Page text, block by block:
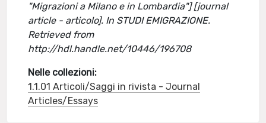
"Migrazioni a Milano e in Lombardia"] [journal
article - articolo]. In STUDI EMIGRAZIONE.
Retrieved from
http://hdl.handle.net/10446/196708
Nelle collezioni:
1.1.01 Articoli/Saggi in rivista - Journal
Articles/Essays